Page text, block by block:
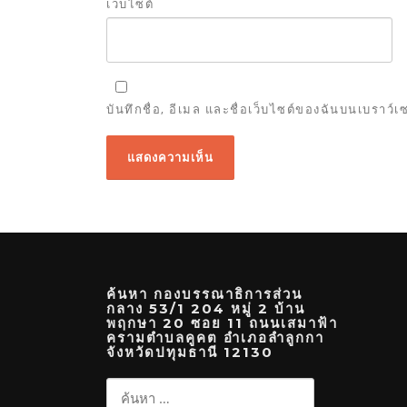
เว็บไซต์
บันทึกชื่อ, อีเมล และชื่อเว็บไซต์ของฉันบนเบราว์
ค้นหา กองบรรณาธิการส่วน
กลาง 53/1 204 หมู่ 2 บ้าน
พฤกษา 20 ซอย 11 ถนนเสมาฟ้า
ครามตำบลคูคต อำเภอลำลูกกา
จังหวัดปทุมธานี 12130